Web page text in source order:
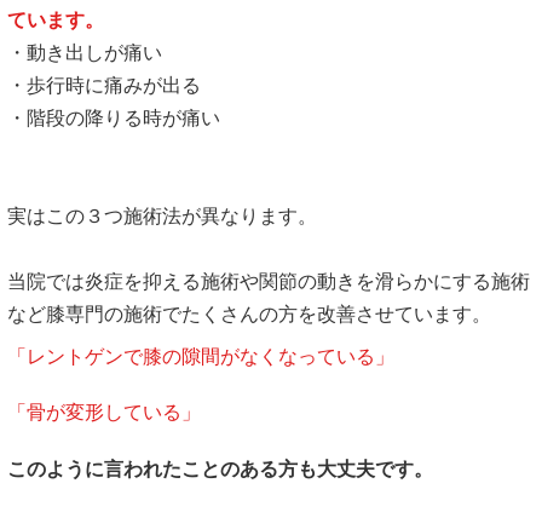
ています。
・動き出しが痛い
・歩行時に痛みが出る
・階段の降りる時が痛い
実はこの３つ施術法が異なります。
当院では炎症を抑える施術や関節の動きを滑らかにする施術
など膝専門の施術でたくさんの方を改善させています。
「レントゲンで膝の隙間がなくなっている」
「骨が変形している」
このように言われたことのある方も大丈夫です。